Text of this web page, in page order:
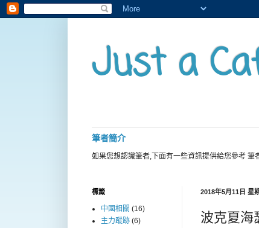
Just a
筆者簡介
如果您想認識筆者,下面有一些資訊提供給您參考
2018年5月11日 星
波克夏海
標籤
中國相關 (16)
主力蹤跡 (6)